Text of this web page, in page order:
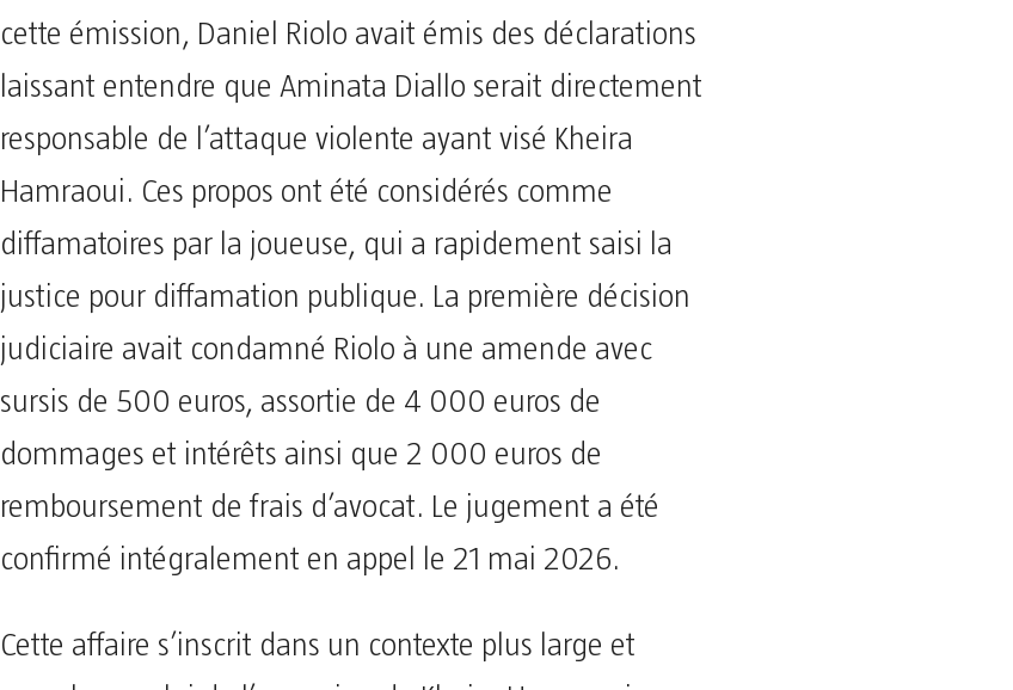
cette émission, Daniel Riolo avait émis des déclarations
laissant entendre que Aminata Diallo serait directement
responsable de l’attaque violente ayant visé Kheira
Hamraoui. Ces propos ont été considérés comme
diffamatoires par la joueuse, qui a rapidement saisi la
justice pour diffamation publique. La première décision
judiciaire avait condamné Riolo à une amende avec
sursis de 500 euros, assortie de 4 000 euros de
dommages et intérêts ainsi que 2 000 euros de
remboursement de frais d’avocat. Le jugement a été
confirmé intégralement en appel le 21 mai 2026.
Cette affaire s’inscrit dans un contexte plus large et